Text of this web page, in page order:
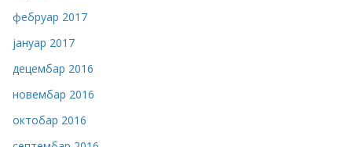
фебруар 2017
јануар 2017
децембар 2016
новембар 2016
октобар 2016